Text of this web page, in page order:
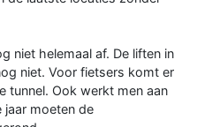
niet helemaal af. De liften in
niet. Voor fietsers komt er
tunnel. Ook werkt men aan
jaar moeten de